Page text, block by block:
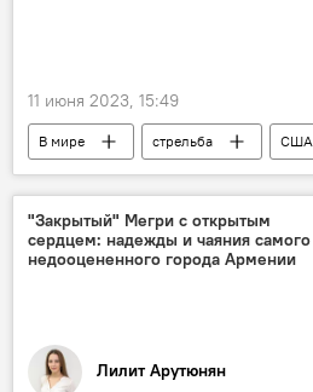
11 июня 2023, 15:49
В мире стрельба США
"Закрытый" Мегри с открытым
сердцем: надежды и чаяния самого
недооцененного города Армении
Лилит Арутюнян